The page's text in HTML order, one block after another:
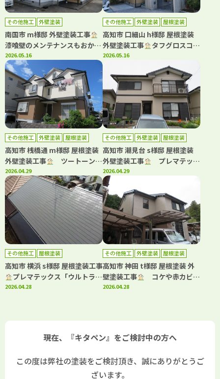
その他施工 外壁塗装
南国市 m様邸 外壁塗装工事
漆喰壁のメンテナンスもおかま
せ！
2026.05.16
その他施工 外壁塗装 屋根塗装
高知市 口細山 h様邸 屋根塗装
外壁塗装工事
タフグロスコー
ト仕上げでより一層の美観長持
2026.05.16
その他施工 外壁塗装 屋根塗装
高知市 桟橋通 m様邸 屋根塗装
外壁塗装工事
ツートーンで
お洒落に仕上がりました！
2026.04.29
その他施工 外壁塗装 屋根塗装
高知市 潮見台 s様邸 屋根塗装
外壁塗装工事
プレマテック
スと日本ペイントの高耐久仕
様！
2026.04.29
その他施工 屋根塗装
高知市 横浜 s様邸 屋根塗装工事
プレマテックス「ウルトラ
Si」で施工しました！
2026.04.28
その他施工 外壁塗装 屋根塗装
高知市 神田 t様邸 屋根塗装 外
壁塗装工事
コケや赤カビ発
生を抑制日本ペイント「パーフ
2026.04.28
現在、『キタペン』をご検討中の方へ
この度は弊社の塗装をご検討頂き、誠にありがとうご
ざいます。